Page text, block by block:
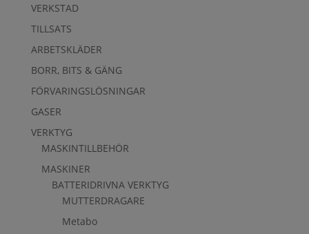
VERKSTAD
TILLSATS
ARBETSKLÄDER
BORR, BITS & GÄNG
FÖRVARINGSLÖSNINGAR
GASER
VERKTYG
MASKINTILLBEHÖR
MASKINER
BATTERIDRIVNA VERKTYG
MUTTERDRAGARE
Metabo